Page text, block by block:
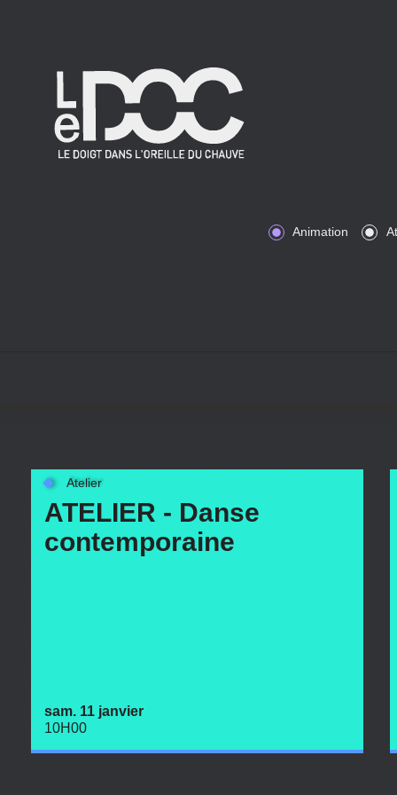
Animation
Atelier
ATELIER - Danse
contemporaine
sam. 11 janvier
10H00